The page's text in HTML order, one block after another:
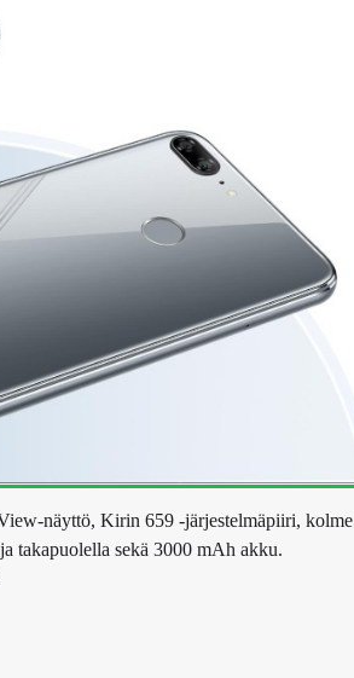
näyttö, Kirin 659 -järjestelmäpiiri, kolme
takapuolella sekä 3000 mAh akku.